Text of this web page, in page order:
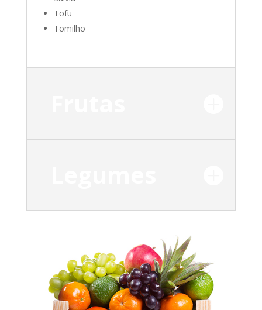
Tofu
Tomilho